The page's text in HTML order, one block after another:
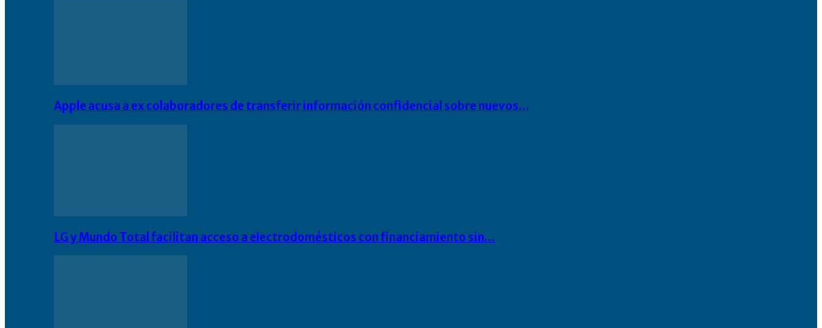
Apple acusa a ex colaboradores de transferir información confidencial sobre nuevos…
LG y Mundo Total facilitan acceso a electrodomésticos con financiamiento sin…